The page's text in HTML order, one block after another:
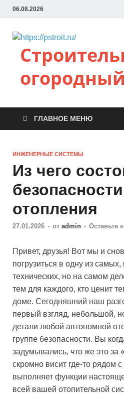
06.08.2026
ГЛАВНОЕ МЕНЮ
ИНЖЕНЕРНЫЕ СИСТЕМЫ
Из чего
отопления
27.01.2026 - от admin - Оставьте
Привет, друзья! Вот мы и
погрузиться в одну из самых,
технических, но на самом
тем для каждого, кто ценит
доме. Сегодняшний наш
первый взгляд, небольшой,
детали любой автономной
группе безопасности. Вы
задумывались, что же это за
скромно висит где-то рядом
выполняет функции
всей вашей отопительной